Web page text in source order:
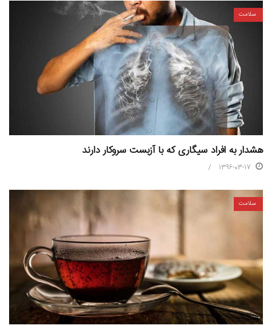
سلامت
هشدار به افراد سیگاری که با آزبست سروکار دارند
1396-03-17
سلامت